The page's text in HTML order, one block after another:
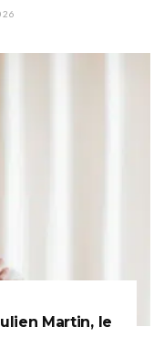
Martin, le